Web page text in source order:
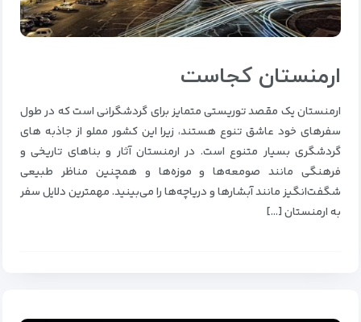
ارمنستان کجاست
ارمنستان یک مقصد توریستی متمایز برای گردشگرانی است که در طول
سفرهای خود عاشق تنوع هستند، زیرا این کشور مملو از جاذبه های
گردشگری بسیار متنوع است. در ارمنستان آثار و بناهای تاریخی و
فرهنگی مانند صومعه‌ها و موزه‌ها و همچنین مناظر طبیعی
شگفت‌انگیز مانند آبشارها و دریاچه‌ها را می‌بینید. مهمترین دلایل سفر
به ارمنستان […]